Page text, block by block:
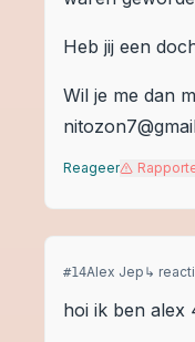
Heb jij een
Wil je me dan
Reageer
#14Alex Jep ↳
hoi ik ben alex